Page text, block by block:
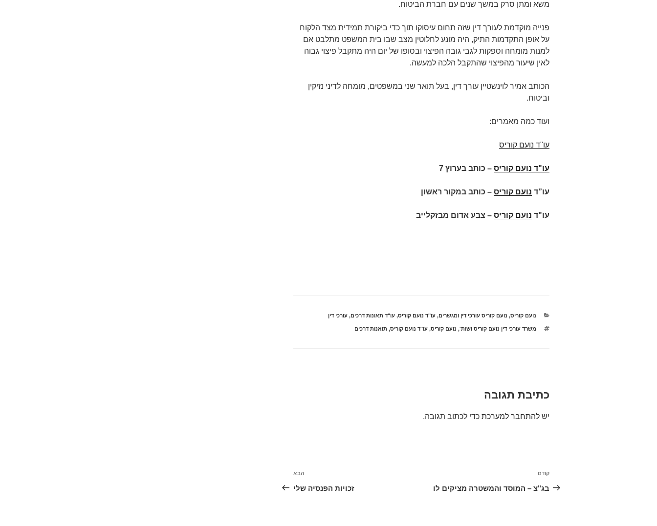
משא ומתן סרק במשך שנים עם חברת הביטוח.
פנייה מוקדמת לעורך דין שזה תחום עיסוקו תוך כדי ביקורת תמידית מצד הלקוח
על אופן התקדמות התיק, היה מונע לחלוטין מצב שבו בית המשפט מתלבט אם
למנות מומחה וספקות לגבי גובה הפיצוי ובסופו של יום היה מתקבל פיצוי גבוה
לאין שיעור מהפיצוי שהתקבל הלכה למעשה.
הכותב אמיר לוינשטיין עורך דין, בעל תואר שני במשפטים, מומחה לדיני נזיקין
וביטוח.
ועוד כמה מאמרים:
עו"ד נועם קוריס
עו"ד נועם קוריס – כותב בערוץ 7
עו”ד נועם קוריס – כותב במקור ראשון
עו"ד נועם קוריס – צבע אדום מבזקלייב
קטגוריות
נועם קוריס, נועם קוריס עורכי דין ומגשרים,עו"ד נועם קוריס,עו"ד תאונות דרכים,עורכי דין
תגיות
משרד עורכי דין נועם קוריס ושות', נועם קוריס,עו"ד נועם קוריס, תואנות דרכים
כתיבת תגובה
יש להתחבר למערכת כדי לכתוב תגובה.
ניווט
הפוסט
הקודם
קודם
בג"צ – המוסד והמשטרה מציקים לו
הפוסט
הבא
הבא
זכויות הפנסיה שלי